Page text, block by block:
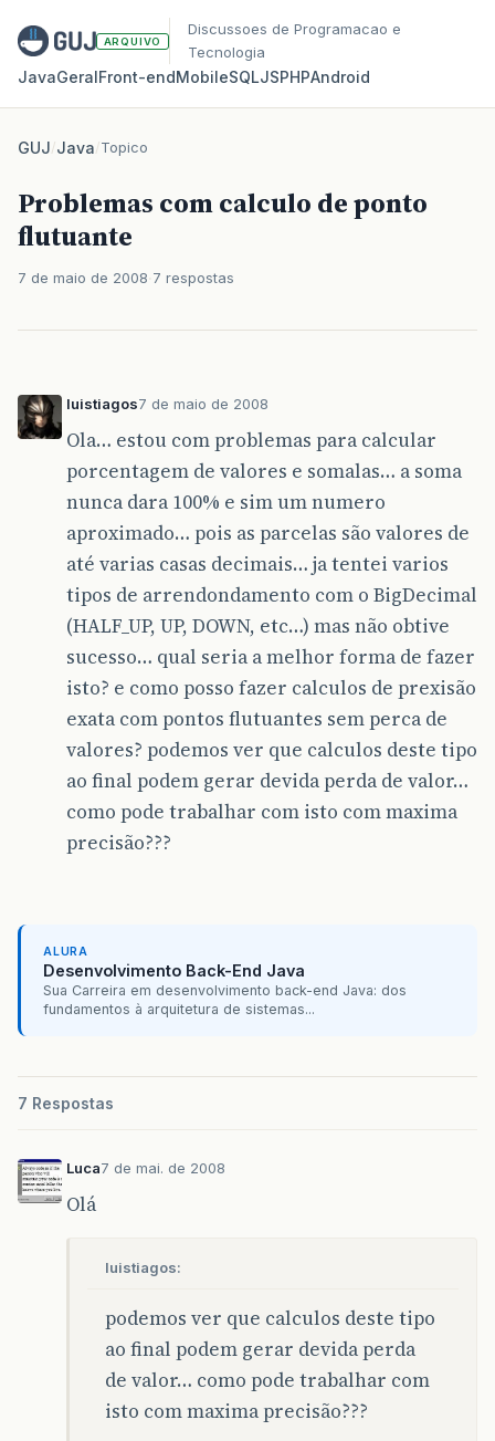
ARQUIVO
Discussoes de Programacao e
Tecnologia
JavaGeralFront‑endMobileSQLJSPHPAndroid
GUJ/Java/Topico
Problemas com calculo de ponto
flutuante
7 de maio de 2008 7 respostas
luistiagos7 de maio de 2008
Ola… estou com problemas para calcular
porcentagem de valores e somalas… a soma
nunca dara 100% e sim um numero
aproximado… pois as parcelas são valores de
até varias casas decimais… ja tentei varios
tipos de arrendondamento com o BigDecimal
(HALF_UP, UP, DOWN, etc…) mas não obtive
sucesso… qual seria a melhor forma de fazer
isto? e como posso fazer calculos de prexisão
exata com pontos flutuantes sem perca de
valores? podemos ver que calculos deste tipo
ao final podem gerar devida perda de valor…
como pode trabalhar com isto com maxima
precisão???
ALURA
Desenvolvimento Back-End Java
Sua Carreira em desenvolvimento back-end Java: dos
fundamentos à arquitetura de sistemas...
7 Respostas
Luca7 de mai. de 2008
Olá
luistiagos:
podemos ver que calculos deste tipo
ao final podem gerar devida perda
de valor… como pode trabalhar com
isto com maxima precisão???